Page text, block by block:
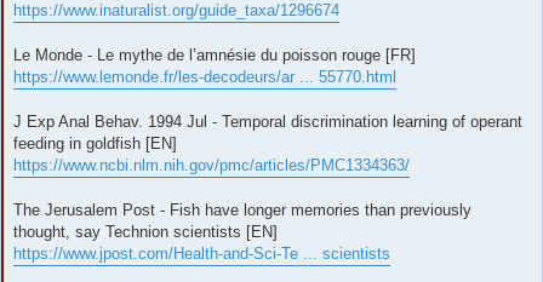
https://www.inaturalist.org/guide_taxa/1296674
Le Monde - Le mythe de l’amnésie du poisson rouge [FR]
https://www.lemonde.fr/les-decodeurs/ar ... 55770.html
J Exp Anal Behav. 1994 Jul - Temporal discrimination learning of operant
feeding in goldfish [EN]
https://www.ncbi.nlm.nih.gov/pmc/articles/PMC1334363/
The Jerusalem Post - Fish have longer memories than previously
thought, say Technion scientists [EN]
https://www.jpost.com/Health-and-Sci-Te ... scientists